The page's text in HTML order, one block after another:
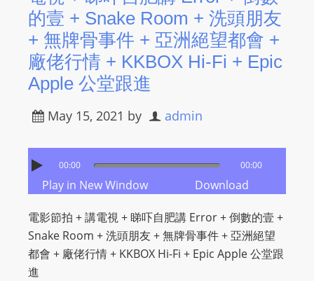
的壹 + Snake Room + 洗頭朋友
+ 無牌骨事件 + 亞洲絕望都會 +
廠佬行情 + KKBOX Hi-Fi + Epic
Apple 公堂跟進
May 15, 2021 by admin
00:00 00:00
Play in New Window Download
電影節拍 + 講電視 + 睇吓自肥講 Error + 倒數的壹 +
Snake Room + 洗頭朋友 + 無牌骨事件 + 亞洲絕望
都會 + 廠佬行情 + KKBOX Hi-Fi + Epic Apple 公堂跟
進